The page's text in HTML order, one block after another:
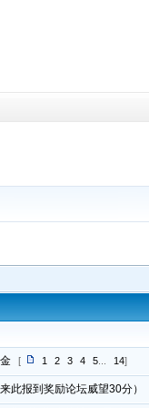
[ 1 2 3 4 5 14]
此报到奖励论坛威望30分）